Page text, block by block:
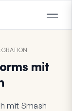
mit
mit Smash